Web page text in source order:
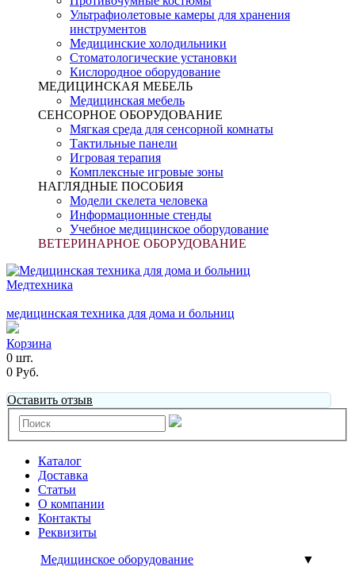
Ультрафиолетовые камеры для хранения
инструментов
Медицинские холодильники
Стоматологические установки
Кислородное оборудование
МЕДИЦИНСКАЯ МЕБЕЛЬ
Медицинская мебель
СЕНСОРНОЕ ОБОРУДОВАНИЕ
Мягкая среда для сенсорной комнаты
Тактильные панели
Игровая терапия
Комплексные игровые зоны
НАГЛЯДНЫЕ ПОСОБИЯ
Модели скелета человека
Информационные стенды
Учебное медицинское оборудование
ВЕТЕРИНАРНОЕ ОБОРУДОВАНИЕ
Медтехника
медицинская техника для дома и больниц
Корзина
0 шт.
0 Руб.
Оставить отзыв
Каталог
Доставка
Статьи
О компании
Контакты
Реквизиты
Медицинское оборудование
▼